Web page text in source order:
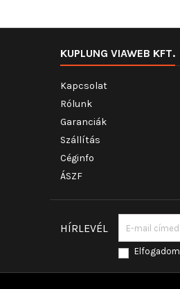
KUPLUNG VIAWEB KFT.
Kapcsolat
Rólunk
Garanciák
Szállítás
Céginfo
ÁSZF
HÍRLEVÉL